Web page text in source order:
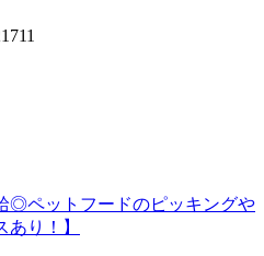
◎ペットフードのピッキングや
り！】